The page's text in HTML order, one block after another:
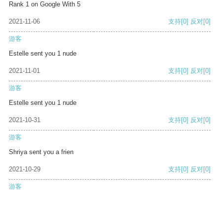
Rank 1 on Google With 5
2021-11-06 支持[0] 反对[0]
游客
Estelle sent you 1 nude
2021-11-01 支持[0] 反对[0]
游客
Estelle sent you 1 nude
2021-10-31 支持[0] 反对[0]
游客
Shriya sent you a frien
2021-10-29 支持[0] 反对[0]
游客